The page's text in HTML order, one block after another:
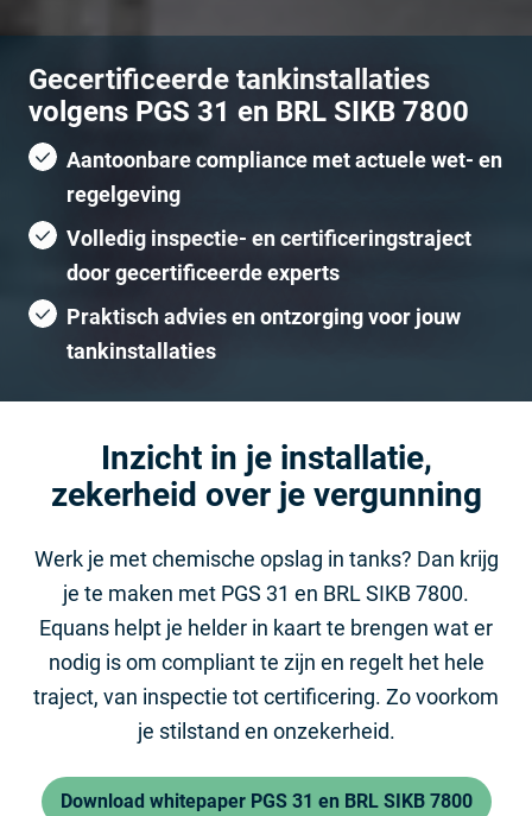
Gecertificeerde tankinstallaties
volgens PGS 31 en BRL SIKB 7800
Aantoonbare compliance met actuele wet- en
regelgeving
Volledig inspectie- en certificeringstraject
door gecertificeerde experts
Praktisch advies en ontzorging voor jouw
tankinstallaties
Inzicht in je installatie,
zekerheid over je vergunning
Werk je met chemische opslag in tanks? Dan krijg
je te maken met PGS 31 en BRL SIKB 7800.
Equans helpt je helder in kaart te brengen wat er
nodig is om compliant te zijn en regelt het hele
traject, van inspectie tot certificering. Zo voorkom
je stilstand en onzekerheid.
Download whitepaper PGS 31 en BRL SIKB 7800